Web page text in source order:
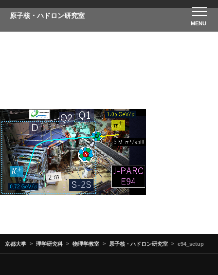
原子核・ハドロン研究室
京都大学 理学研究科 物理学教室 原子核・ハドロン研究室 e94_setup